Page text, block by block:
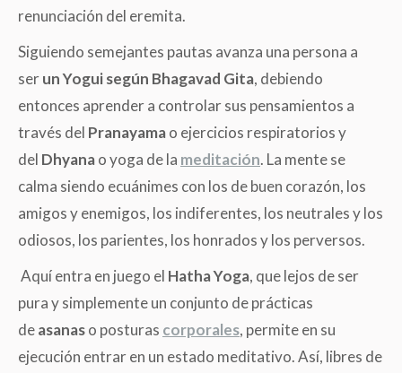
renunciación del eremita.
Siguiendo semejantes pautas avanza una persona a
serun Yogui según Bhagavad Gita, debiendo
entonces aprender a controlar sus pensamientos a
través del Pranayamao ejercicios respiratorios y
del Dhyanao yoga de la meditación. La mente se
calma siendo ecuánimes con los de buen corazón, los
amigos y enemigos, los indiferentes, los neutrales y los
odiosos, los parientes, los honrados y los perversos.
Aquí entra en juego el Hatha Yoga, que lejos de ser
pura y simplemente un conjunto de prácticas
deasanaso posturas corporales, permite en su
ejecución entrar en un estado meditativo. Así, libres de